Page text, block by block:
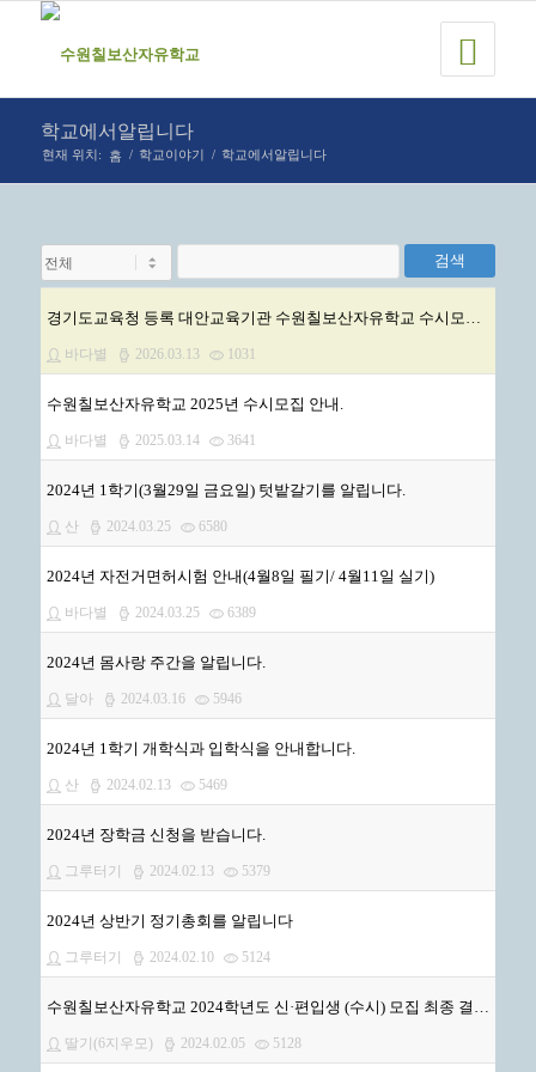
학교에서알립니다
현재 위치: 홈 / 학교이야기 / 학교에서알립니다
검색
경기도교육청 등록 대안교육기관 수원칠보산자유학교 수시모집 안내.
바다별 2026.03.13 1031
수원칠보산자유학교 2025년 수시모집 안내.
바다별 2025.03.14 3641
2024년 1학기(3월29일 금요일) 텃밭갈기를 알립니다.
산 2024.03.25 6580
2024년 자전거면허시험 안내(4월8일 필기/ 4월11일 실기)
바다별 2024.03.25 6389
2024년 몸사랑 주간을 알립니다.
달아 2024.03.16 5946
2024년 1학기 개학식과 입학식을 안내합니다.
산 2024.02.13 5469
2024년 장학금 신청을 받습니다.
그루터기 2024.02.13 5379
2024년 상반기 정기총회를 알립니다
그루터기 2024.02.10 5124
수원칠보산자유학교 2024학년도 신·편입생 (수시) 모집 최종 결과 안내 (1)
딸기(6지우모) 2024.02.05 5128